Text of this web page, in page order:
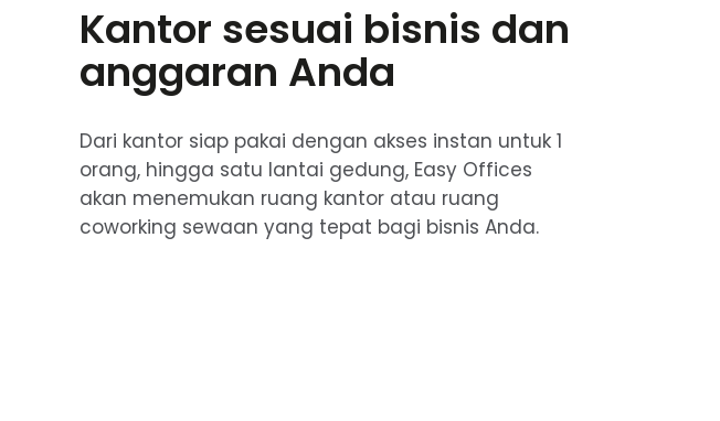
Kantor sesuai bisnis dan
anggaran Anda
Dari kantor siap pakai dengan akses instan untuk 1
orang, hingga satu lantai gedung, Easy Offices
akan menemukan ruang kantor atau ruang
coworking sewaan yang tepat bagi bisnis Anda.